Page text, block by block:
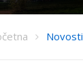
Novosti